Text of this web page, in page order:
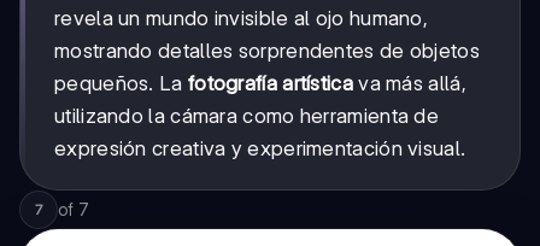
revela un mundo invisible al ojo humano,
mostrando detalles sorprendentes de objetos
pequeños. La fotografía artísticava más allá,
utilizando la cámara como herramienta de
expresión creativa y experimentación visual.
7 of 7